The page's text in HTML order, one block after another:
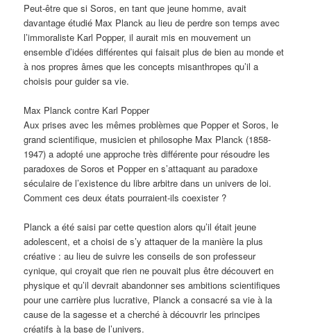
Peut-être que si Soros, en tant que jeune homme, avait
davantage étudié Max Planck au lieu de perdre son temps avec
l’immoraliste Karl Popper, il aurait mis en mouvement un
ensemble d’idées différentes qui faisait plus de bien au monde et
à nos propres âmes que les concepts misanthropes qu’il a
choisis pour guider sa vie.
Max Planck contre Karl Popper
Aux prises avec les mêmes problèmes que Popper et Soros, le
grand scientifique, musicien et philosophe Max Planck (1858-
1947) a adopté une approche très différente pour résoudre les
paradoxes de Soros et Popper en s’attaquant au paradoxe
séculaire de l’existence du libre arbitre dans un univers de loi.
Comment ces deux états pourraient-ils coexister ?
Planck a été saisi par cette question alors qu’il était jeune
adolescent, et a choisi de s’y attaquer de la manière la plus
créative : au lieu de suivre les conseils de son professeur
cynique, qui croyait que rien ne pouvait plus être découvert en
physique et qu’il devrait abandonner ses ambitions scientifiques
pour une carrière plus lucrative, Planck a consacré sa vie à la
cause de la sagesse et a cherché à découvrir les principes
créatifs à la base de l’univers.